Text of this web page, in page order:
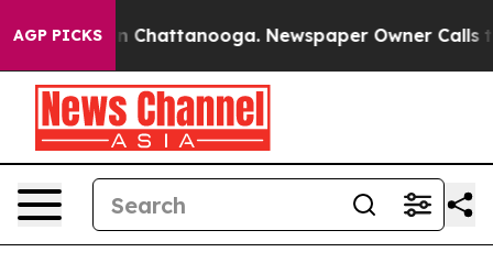
AGP PICKS
Chaos in Chattanooga. Newspaper Owner Calls the